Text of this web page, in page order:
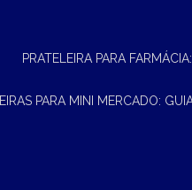
PRATELEIRA PARA
PARA MINI MERCADO: